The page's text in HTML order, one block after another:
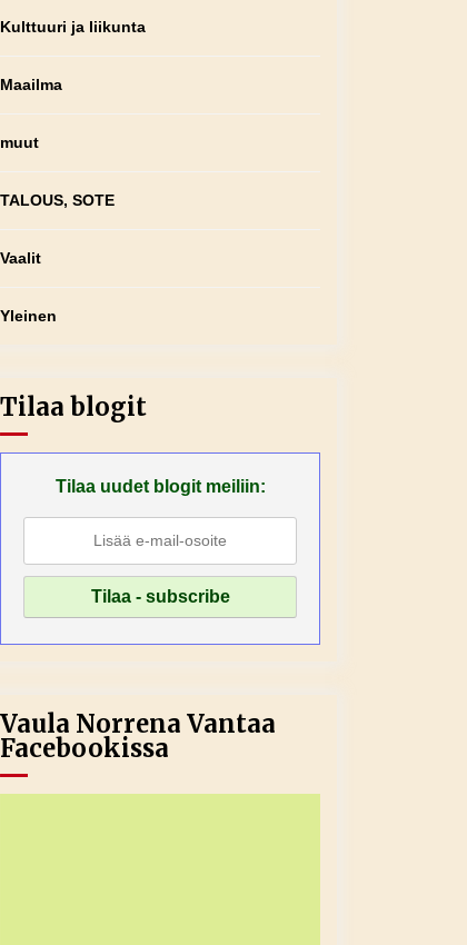
Kulttuuri ja liikunta
Maailma
muut
TALOUS, SOTE
Vaalit
Yleinen
Tilaa blogit
Tilaa uudet blogit meiliin:
Vaula Norrena Vantaa
Facebookissa